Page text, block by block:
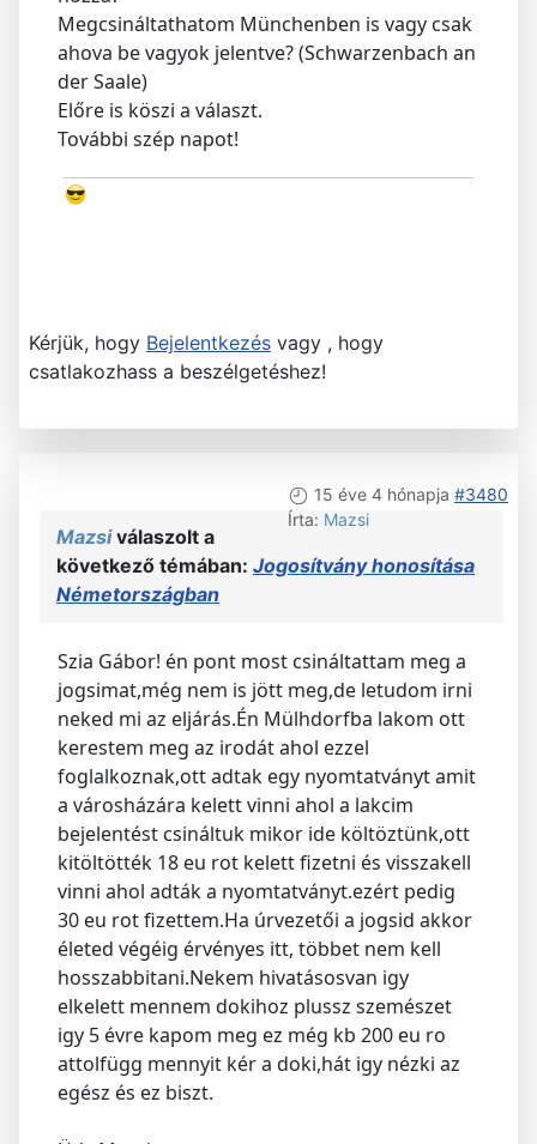
Megcsináltathatom Münchenben is vagy csak
ahova be vagyok jelentve? (Schwarzenbach an
der Saale)
Előre is köszi a választ.
További szép napot!
Kérjük, hogy Bejelentkezés vagy , hogy
csatlakozhass a beszélgetéshez!
15 éve 4 hónapja #3480
Írta: Mazsi
Mazsiválaszolt a
következő témában: Jogosítvány honosítása
Németországban
Szia Gábor! én pont most csináltattam meg a
jogsimat,még nem is jött meg,de letudom irni
neked mi az eljárás.Én Mülhdorfba lakom ott
kerestem meg az irodát ahol ezzel
foglalkoznak,ott adtak egy nyomtatványt amit
a városházára kelett vinni ahol a lakcim
bejelentést csináltuk mikor ide költöztünk,ott
kitöltötték 18 eu rot kelett fizetni és visszakell
vinni ahol adták a nyomtatványt.ezért pedig
30 eu rot fizettem.Ha úrvezetői a jogsid akkor
életed végéig érvényes itt, többet nem kell
hosszabbitani.Nekem hivatásosvan igy
elkelett mennem dokihoz plussz szemészet
igy 5 évre kapom meg ez még kb 200 eu ro
attolfügg mennyit kér a doki,hát igy nézki az
egész és ez biszt.